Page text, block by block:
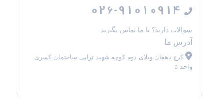
026-91010914
سوالات دارید؟ با ما تماس بگیرید
آدرس ما
کرج دهقان ویلای دوم کوچه شهید ترابی ساختمان کسری
واحد ۵